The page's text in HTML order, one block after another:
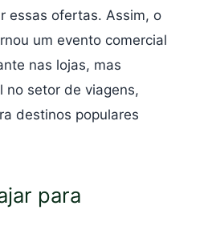
essas ofertas. Assim, o
um evento comercial
nas lojas, mas
no setor de viagens,
destinos populares
para